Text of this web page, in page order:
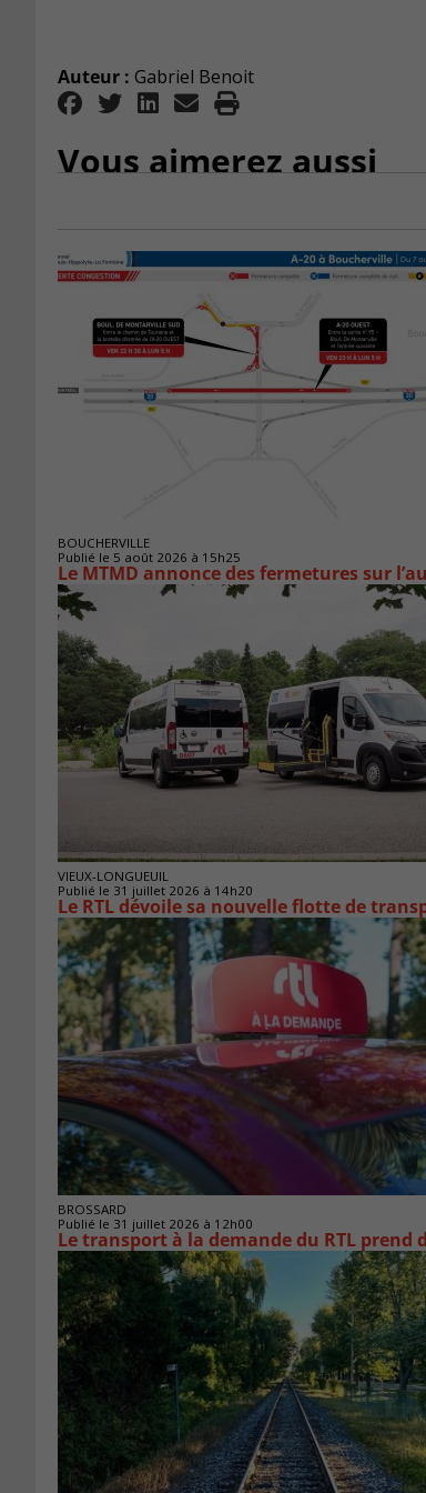
Auteur : Gabriel Benoit
Vous aimerez aussi
BOUCHERVILLE
Publié le 5 août 2026 à 15h25
Le MTMD annonce des fermetures sur
VIEUX-LONGUEUIL
Publié le 31 juillet 2026 à 14h20
Le RTL dévoile sa nouvelle flotte de
BROSSARD
Publié le 31 juillet 2026 à 12h00
Le transport à la demande du RTL prend